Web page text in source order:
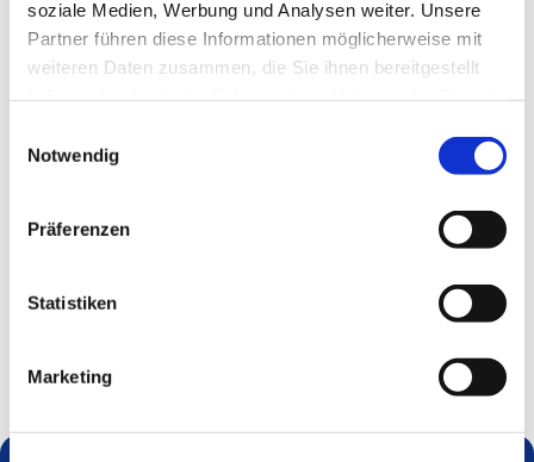
soziale Medien, Werbung und Analysen weiter. Unsere
Partner führen diese Informationen möglicherweise mit
weiteren Daten zusammen, die Sie ihnen bereitgestellt
Notwendig
Präferenzen
Statistiken
Marketing